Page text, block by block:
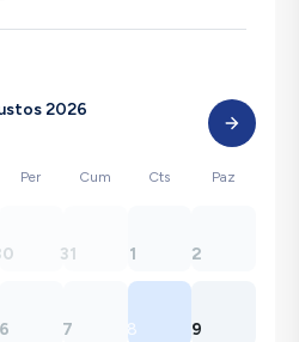
2026
Per Cum Cts Paz
31 1 2
6 7 8 9